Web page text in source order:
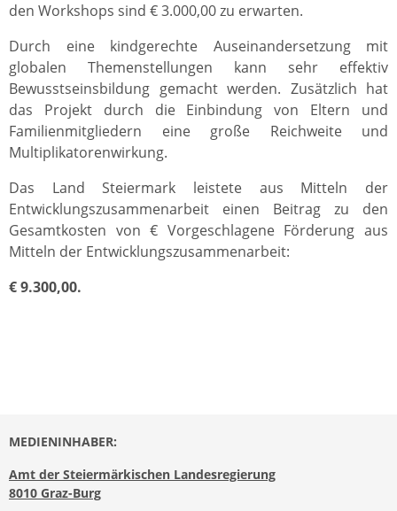
den Workshops sind € 3.000,00 zu erwarten.
Durch eine kindgerechte Auseinandersetzung mit
globalen Themenstellungen kann sehr effektiv
Bewusstseinsbildung gemacht werden. Zusätzlich hat
das Projekt durch die Einbindung von Eltern und
Familienmitgliedern eine große Reichweite und
Multiplikatorenwirkung.
Das Land Steiermark leistete aus Mitteln der
Entwicklungszusammenarbeit einen Beitrag zu den
Gesamtkosten von € Vorgeschlagene Förderung aus
Mitteln der Entwicklungszusammenarbeit:
€ 9.300,00.
MEDIENINHABER:
Amt der Steiermärkischen Landesregierung
8010 Graz-Burg